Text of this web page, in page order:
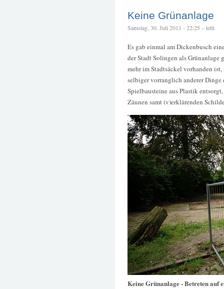
Keine Grünanlage
Samstag, 30. Juli 2011 - 22:25 – tetti
Es gab einmal am Dickenbusch
der Stadt Solingen als Grünanlage
mehr im Stadtsäckel vorhanden
selbiger vorranglich anderer
Spielbausteine aus Plastik
Zäunen samt (v)erklärenden
Keine Grünanlage - Betreten auf